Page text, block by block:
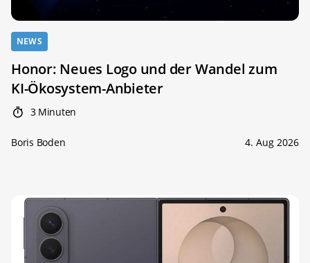
NEWS
Honor: Neues Logo und der Wandel zum
KI-Ökosystem-Anbieter
3 Minuten
Boris Boden 4. Aug 2026